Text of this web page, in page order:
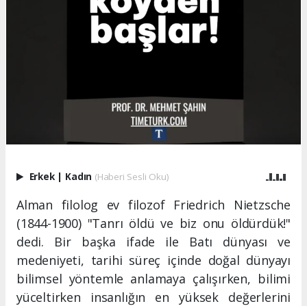
Erkek | Kadın (Haberi Sesli Oku)
Alman filolog ev filozof Friedrich Nietzsche
(1844-1900) "Tanrı öldü ve biz onu öldürdük!"
dedi. Bir başka ifade ile Batı dünyası ve
medeniyeti, tarihi süreç içinde doğal dünyayı
bilimsel yöntemle anlamaya çalışırken, bilimi
yüceltirken insanlığın en yüksek değerlerini